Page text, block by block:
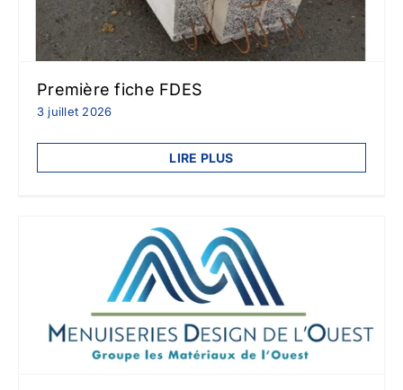
Première fiche FDES
3 juillet 2026
LIRE PLUS